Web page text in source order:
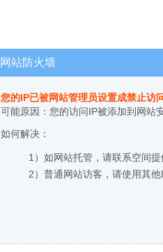
网站防火墙
您的IP已被网站管理员设置成禁止访
可能原因：您的访问IP被添加到网站
如何解决：
1）如网站托管，请联系空间提
2）普通网站访客，请使用其